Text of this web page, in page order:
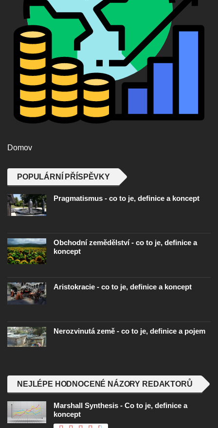
Domov
POPULÁRNÍ PŘÍSPĚVKY
Pragmatismus - co to je, definice a koncept
Obchodní zemědělství - co to je, definice a
koncept
Aristokracie - co to je, definice a koncept
Nerozvinutá země - co to je, definice a pojem
NEJLÉPE HODNOCENÉ NÁZORY REDAKTORŮ
Marshall Synthesis - Co to je, definice a
koncept